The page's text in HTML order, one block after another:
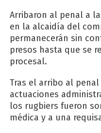
Arribaron al penal a
en la alcaidía del
permanecerán sin
presos hasta que se
procesal.
Tras el arribo al
actuaciones
los rugbiers fueron
médica y a una